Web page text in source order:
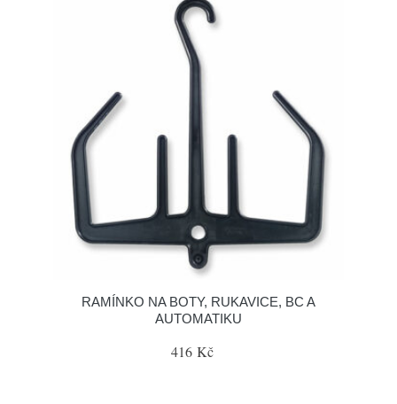
RAMÍNKO NA BOTY, RUKAVICE, BC A
AUTOMATIKU
416 Kč